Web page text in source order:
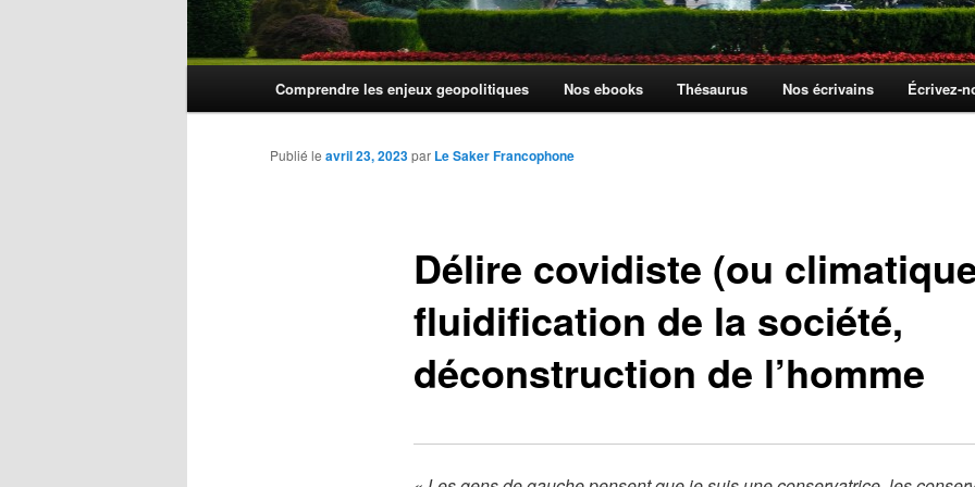
Comprendre les enjeux geopolitiques Nos ebooks Thésaurus Nos écrivains Écrivez-
Délire covidiste (ou
fluidification de la société,
déconstruction de l’homme
Publié le avril 23, 2023par Le Saker Francophone